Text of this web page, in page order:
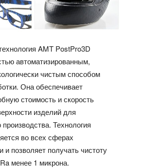
AMT PostPro3D
автоматизированным,
чистым способом
Она обеспечивает
стоимость и скорость
изделий для
производства. Технология
во всех сферах
позволяет получать чистоту
менее 1 микрона.